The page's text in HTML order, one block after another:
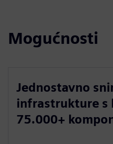
Mogućnosti
Jednostavno
infrastrukture s
75.000+